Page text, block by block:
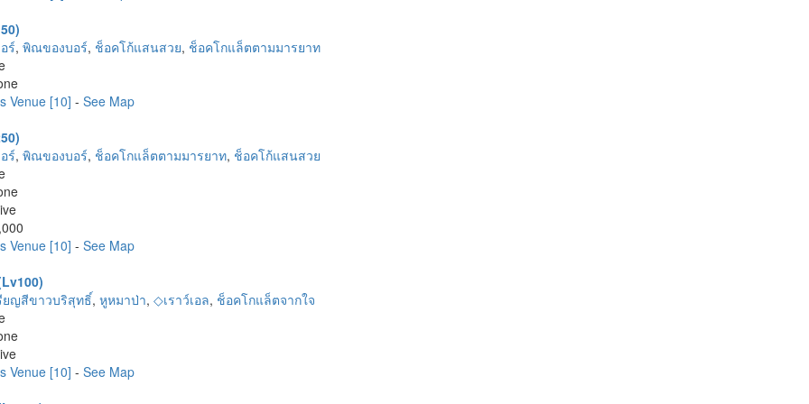
ร์, พิณของบอร์, ช็อคโก้แสนสวย, ช็อคโกแล็ตตามมารยาท
Venue [10] - See Map
ร์, พิณของบอร์, ช็อคโกแล็ตตามมารยาท, ช็อคโก้แสนสวย
Venue [10] - See Map
ยญสีขาวบริสุทธิ์, หูหมาป่า, ◇เราว์เอล, ช็อคโกแล็ตจากใจ
Venue [10] - See Map